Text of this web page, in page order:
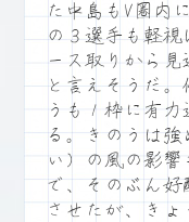
た中島もV圏内
の３選手も軽
ース取りから
と言えそうだ
うも１枠に有
る。きのうは
い）の風の影
で、そのぶん
させたが、き